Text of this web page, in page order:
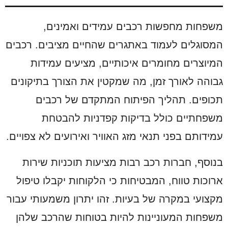
משפחות מחפשות רכבים עמידים ואמינים,
המסוגלים לעמוד באתגרים שהחיים מציבים. רכבים
המיוצרים מחומרים איכותיים, מציעים עמידות
גבוהה לאורך זמן, מה שמקטין את הצורך בתיקונים
תכופים. תהליך הפיתוח המתקדם של רכבים
משפחתיים כולל בדיקות קפדניות להבטחת
עמידותם בפני תנאי מזג האוויר ואירועים לא צפויים.
בנוסף, חברות רכב רבות מציעות תוכניות שירות
ארוכות טווח, המבטיחות כי הלקוחות יקבלו טיפול
מקצועי במקרה של בעיות. זהו יתרון משמעותי עבור
משפחות המעוניינות להיות בטוחות שהרכב שלהן